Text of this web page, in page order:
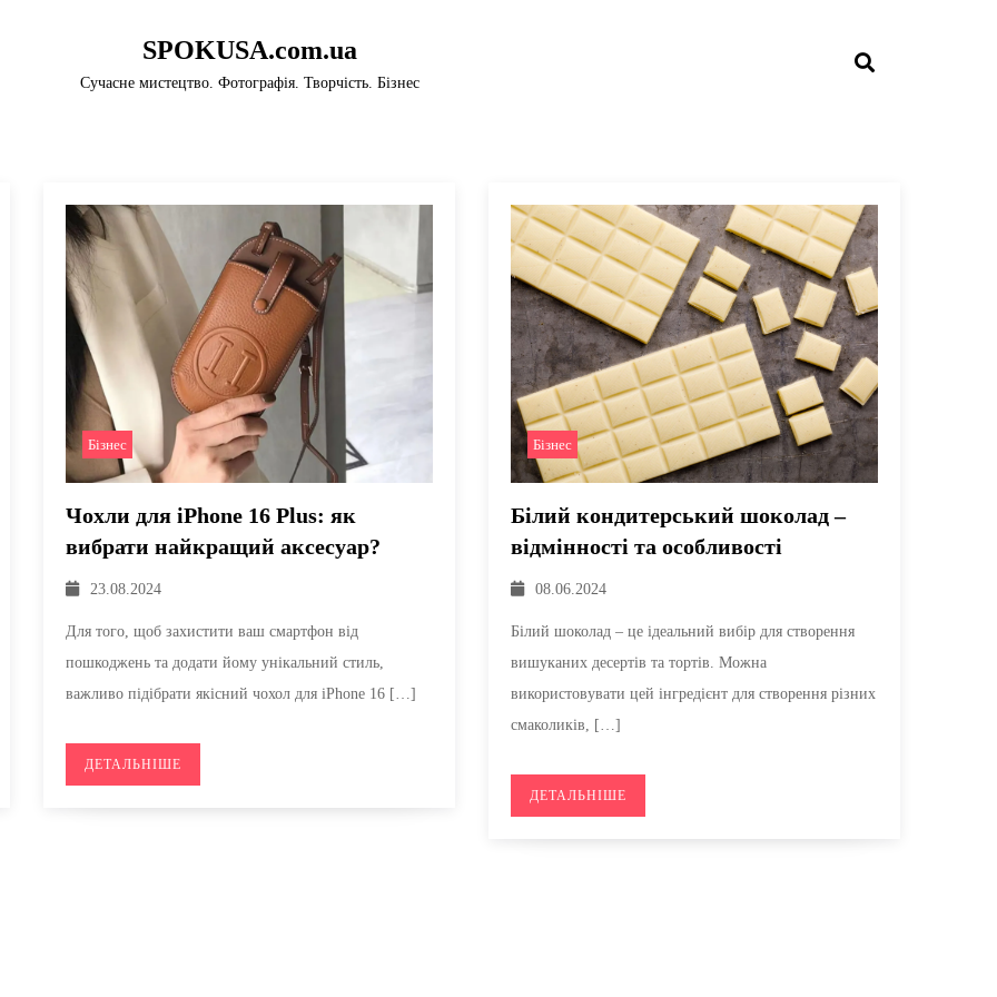
SPOKUSA.com.ua
Сучасне мистецтво. Фотографія. Творчість. Бізнес
Бізнес
Чохли для iPhone 16 Plus: як
вибрати найкращий аксесуар?
23.08.2024
Для того, щоб захистити ваш смартфон від
пошкоджень та додати йому унікальний стиль,
важливо підібрати якісний чохол для iPhone 16 […]
ДЕТАЛЬНІШЕ
Бізнес
Білий кондитерський шоколад –
відмінності та особливості
08.06.2024
Білий шоколад – це ідеальний вибір для створення
вишуканих десертів та тортів. Можна
використовувати цей інгредієнт для створення різних
смаколиків, […]
ДЕТАЛЬНІШЕ